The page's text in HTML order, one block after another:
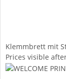
Klemmbrett mit
Prices visible